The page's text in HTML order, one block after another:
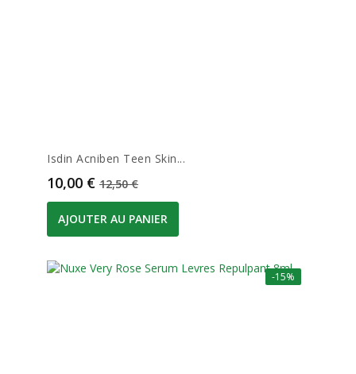
Isdin Acniben Teen Skin...
Prix
10,00 € Prix de base
12,50 €
AJOUTER AU PANIER
-15%